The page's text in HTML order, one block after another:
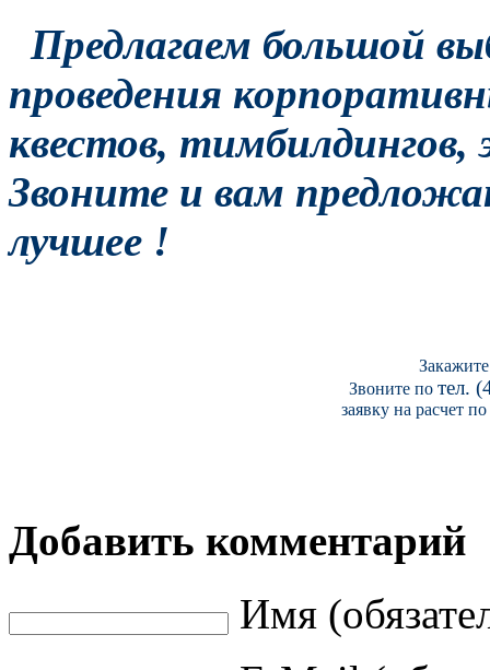
Предлагаем большой
проведения
квестов, тимбилдингов,
Звоните и вам
лучшее !
Звоните по тел.
заявку на расчет
Добавить комментарий
Имя